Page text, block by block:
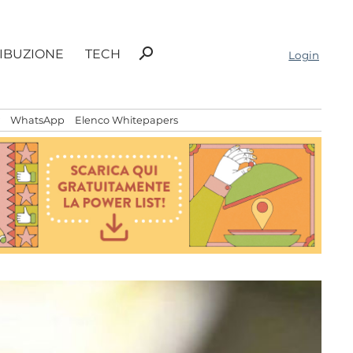
TECH
Ricerca
search Login
WhatsApp Elenco Whitepapers